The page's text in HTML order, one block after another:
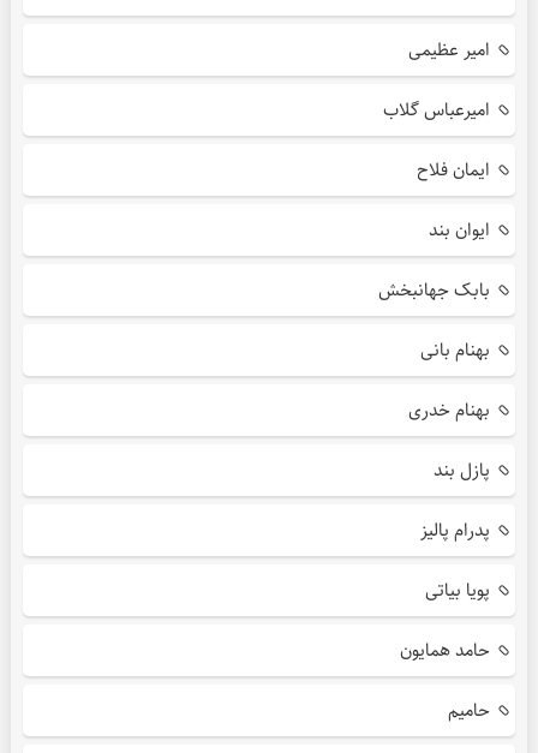
امیر عظیمی
امیرعباس گلاب
ایمان فلاح
ایوان بند
بابک جهانبخش
بهنام بانی
بهنام خدری
پازل بند
پدرام پالیز
پویا بیاتی
حامد همایون
حامیم